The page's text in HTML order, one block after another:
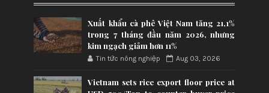
Xuất khẩu cà phê Việt Nam tăng 21,1%
trong 7 tháng đầu năm 2026, nhưng
kim ngạch giảm hơn 11%
Tin tức nông nghiệp Aug 03, 2026
Vietnam sets rice export floor price at